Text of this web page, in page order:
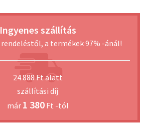
Ingyenes szállítás
rendeléstől, a termékek 97% -ánál!
24 888 Ft alatt
szállítási díj
már 1 380Ft -tól